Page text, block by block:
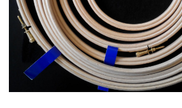
Password dimenticata?
Borse (6)
Bottoni Vintage (204)
Lotti di Bottoni vintage (27)
Bottoni/alamari/automatici (46)
Alamari (5)
Calze collant donna (24)